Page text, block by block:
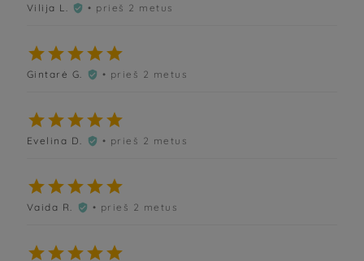
Vilija L.  • prieš 2 metus

Gintarė G.  • prieš 2 metus

Evelina D.  • prieš 2 metus

Vaida R.  • prieš 2 metus
